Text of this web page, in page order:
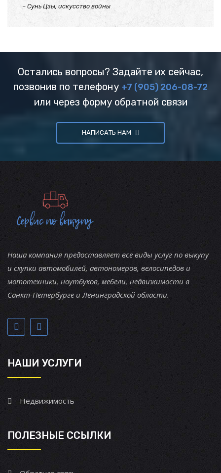
– Сунь Цзы, искусство войны
Остались вопросы? Задайте их сейчас,
позвонив по телефону +7 (905) 206-08-72
или через форму обратной связи
НАПИСАТЬ НАМ
Наша компания предоставляет все виды услуг по выкупу
и скупки автомобилей, автономеров, велосипедов и
мототехники, ноутбуков, мебели, недвижимости в
Санкт-Петербурге и Ленинградской области.
НАШИ УСЛУГИ
Недвижимость
ПОЛЕЗНЫЕ ССЫЛКИ